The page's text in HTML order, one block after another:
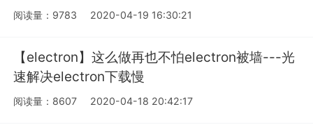
阅读量：9783 2020-04-19 16:30:21
【electron】这么做再也不怕electron被墙---光
速解决electron下载慢
阅读量：8607 2020-04-18 20:42:17